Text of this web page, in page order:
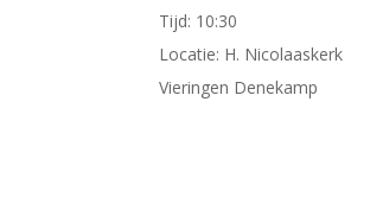
Tijd: 10:30
Locatie: H. Nicolaaskerk
Vieringen Denekamp